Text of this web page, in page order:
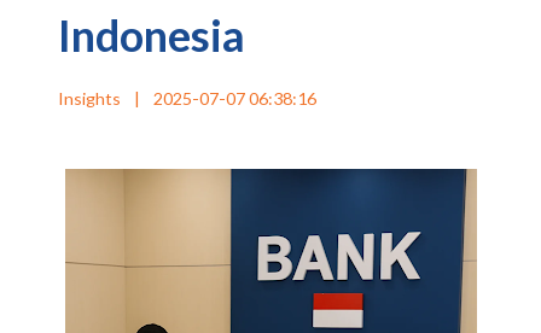
Indonesia
Insights | 2025-07-07 06:38:16